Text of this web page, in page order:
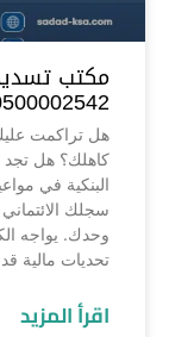
مكتب
هل تراكمت
كاهلك؟ هل
البنكية في
سجلك
وحدك. يواجه
تحديات مالية
اقرأ المزيد